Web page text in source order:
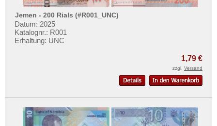
Jemen - 200 Rials (#R001_UNC)
Datum: 2025
Katalognr.: R001
Erhaltung: UNC
1,79 €
zzgl. Versand